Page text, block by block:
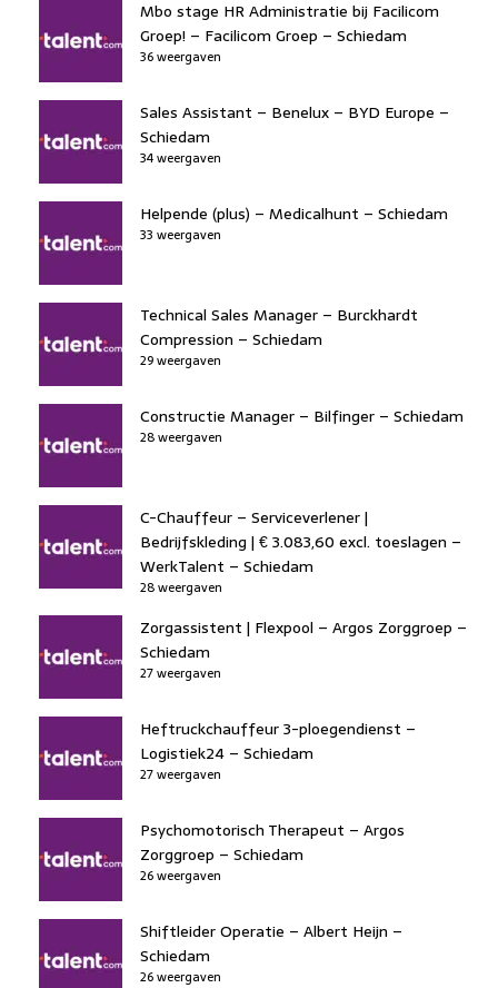
Mbo stage HR Administratie bij Facilicom
Groep! – Facilicom Groep – Schiedam
36 weergaven
Sales Assistant – Benelux – BYD Europe –
Schiedam
34 weergaven
Helpende (plus) – Medicalhunt – Schiedam
33 weergaven
Technical Sales Manager – Burckhardt
Compression – Schiedam
29 weergaven
Constructie Manager – Bilfinger – Schiedam
28 weergaven
C-Chauffeur – Serviceverlener |
Bedrijfskleding | € 3.083,60 excl. toeslagen –
WerkTalent – Schiedam
28 weergaven
Zorgassistent | Flexpool – Argos Zorggroep –
Schiedam
27 weergaven
Heftruckchauffeur 3-ploegendienst –
Logistiek24 – Schiedam
27 weergaven
Psychomotorisch Therapeut – Argos
Zorggroep – Schiedam
26 weergaven
Shiftleider Operatie – Albert Heijn –
Schiedam
26 weergaven